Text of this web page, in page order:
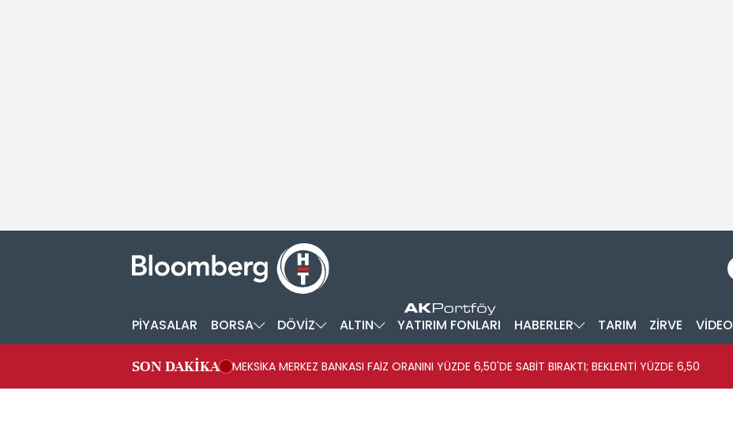
PİYASALAR BORSA DÖVİZ ALTIN YATIRIM FONLARI HABERLER TARIM ZİRVE VİDEO
SON DAKİKA MEKSİKA MERKEZ BANKASI FAİZ ORANINI YÜZDE 6,50'DE SABİT BIRAKTI; BEKLENTİ YÜZDE 6,50